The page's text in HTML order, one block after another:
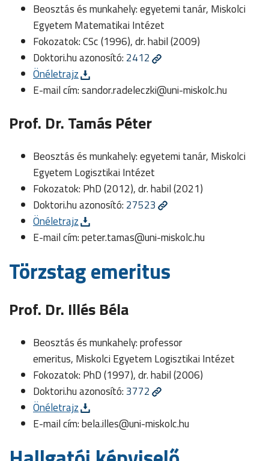
Beosztás és munkahely: egyetemi tanár, Miskolci
Egyetem Matematikai Intézet
Fokozatok: CSc (1996), dr. habil (2009)
Doktori.hu azonosító: 2412
Önéletrajz
E-mail cím:sandor.radeleczki@uni-miskolc.hu
Prof. Dr. Tamás Péter
Beosztás és munkahely: egyetemi tanár, Miskolci
Egyetem Logisztikai Intézet
Fokozatok: PhD (2012), dr. habil (2021)
Doktori.hu azonosító: 27523
Önéletrajz
E-mail cím:peter.tamas@uni-miskolc.hu
Törzstag emeritus
Prof. Dr. Illés Béla
Beosztás és munkahely: professor
emeritus, Miskolci Egyetem Logisztikai Intézet
Fokozatok: PhD (1997), dr. habil (2006)
Doktori.hu azonosító: 3772
Önéletrajz
E-mail cím:bela.illes@uni-miskolc.hu